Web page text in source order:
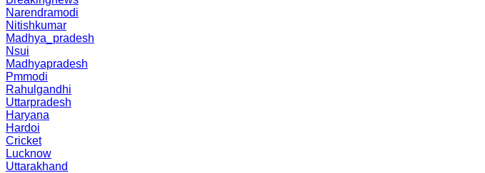
Narendramodi
Nitishkumar
Madhya_pradesh
Nsui
Madhyapradesh
Pmmodi
Rahulgandhi
Uttarpradesh
Haryana
Hardoi
Cricket
Lucknow
Uttarakhand